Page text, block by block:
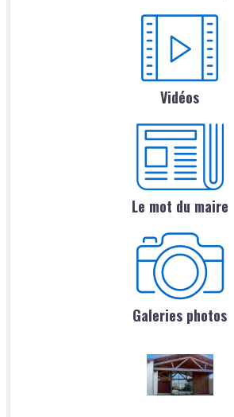
Vidéos
Le mot du maire
Galeries photos